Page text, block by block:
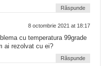
Răspunde
8 octombrie 2021 at 18:17
cu temperatura 99grade
ai rezolvat cu ei?
Răspunde